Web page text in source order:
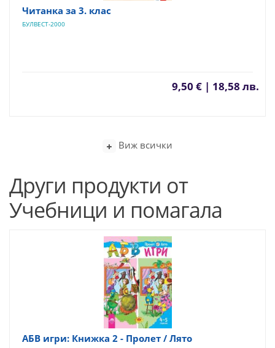
Читанка за 3. клас
БУЛВЕСТ-2000
9,50 € | 18,58 лв.
Виж всички
Други продукти от
Учебници и помагала
АБВ игри: Книжка 2 - Пролет / Лято